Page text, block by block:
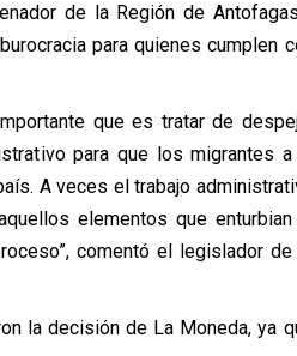
de la Región de
para quienes cumplen
que es tratar de
para que los migrantes
A veces el trabajo
elementos que
comentó el legislador
la decisión de La Moneda, ya